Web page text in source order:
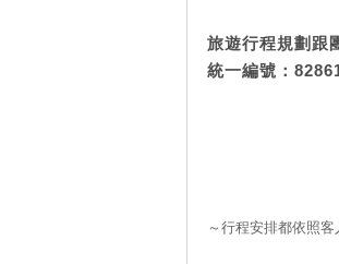
旅遊行程規劃跟
統一編號：
～行程安排都依照